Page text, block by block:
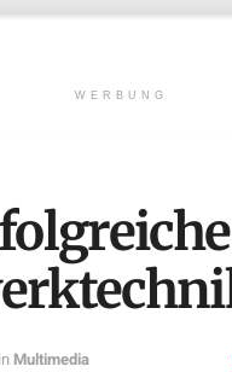
WERBUNG
in Multimedia